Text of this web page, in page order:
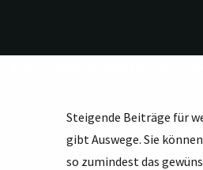
Steigende Beiträge für
gibt Auswege. Sie
so zumindest das